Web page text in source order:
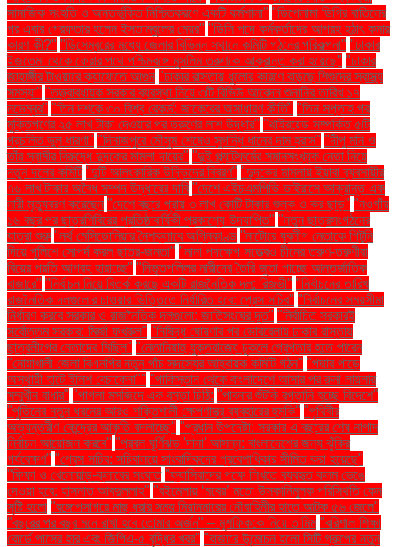
সামাজিক সংহতি ও অন্তর্ভুক্তি নিশ্চিতকরণে একটি কর্মশালা" "ডিপ্লোমা ডিগ্রি বাতিলের
পর এবার গ্রেফতার হলেন ইস্তাম্বুলের মেয়র" "ডিসি পদে কর্মকর্তাদের আগ্রহ হঠাৎ কমার
কারণ কী?" "ডিসেম্বরের মধ্যে জেলার বিভিন্ন স্থানে কমিটি গঠনের পরিকল্পনা" "ঢাকার
ইজতেমা থেকে ফেরার পথে পশ্চিমবঙ্গে মুসলিম তরুণকে আক্রান্ত করা হয়েছে" "ঢাকার
জাহাঙ্গীর টাওয়ারে ক্যাফেতে আগুন "ঢাকার রাস্তায় ধুলোর কারণে বাড়ছে শিশুদের স্বাস্থ্য
সমস্যা" "তত্ত্বাবধায়ক সরকার ব্যবস্থা নিয়ে ৩টি রিভিউ আবেদন শুনানির তারিখ ১৭
নভেম্বর" "তিন দশকে ৩০ বিশ্ব রেকর্ড: জাকেরের অসাধারণ কীর্তি" "তিন সপ্তাহ পর
মুক্তিপণের ২৫ লাখ টাকা দেওয়ার পর তরুণের লাশ উদ্ধার" "থাইরয়েড সম্পর্কিত ৫টি
প্রচলিত ভুল ধারণা" "দিনাজপুরে মৌসুম শেষেও সুগন্ধি ধানের দাম হ্রাস" "দীপু মনি ও
তাঁর স্বামীর বিরুদ্ধে দুদকের মামলা দায়ের" "দুই প্ল্যাটফর্মের সমানসংখ্যক নেতা নিয়ে
নতুন দলের কমিটি "দুটি আলংকারিক উদ্ভিদের বিবরণ" "দুদকের মামলায় ইয়াবা ব্যবসায়ীর
৭৬ লাখ টাকার অবৈধ সম্পদ উদ্ধারের দাবি "দেশে এইচএমপিভি ভাইরাসে আক্রান্ত এক
নারী মৃত্যুবরণ করেছেন "দেশে বছরে প্রায় ৩ লাখ কোটি টাকার শুল্ক ও কর ছাড়" "নওগাঁয়
১৬ বছর পর ছাত্রশিবিরের প্রতিষ্ঠাবার্ষিকী প্রকাশ্যে উদযাপিত" "নতুন ছাত্রসংগঠনের
যাত্রা শুরু "নর্থ মেসিডোনিয়ার নৈশক্লাবে অগ্নিকাণ্ড "নাটোরে যুবলীগ নেতাকে পিটুনি
দিয়ে পুলিশে সোপর্দ করল ছাত্র-জনতা" "নানা পদক্ষেপ সত্ত্বেও চীনের তরুণ-তরুণীরা
বিয়ের প্রতি আগ্রহ হারাচ্ছে" "নিভৃতপল্লির নারীদের তৈরি জুতা পাচ্ছে আন্তর্জাতিক
বাজারে" "নির্বাচন নিয়ে বিতর্ক করছে একটি রাজনৈতিক দল: রিজভী" "নির্বাচনের তারিখ
রাজনৈতিক দলগুলোর চাওয়ার ভিত্তিতে নির্ধারিত হবে: প্রেস সচিব" "নির্বাচনের সময়সীমা
নির্ধারণ করবে সরকার ও রাজনৈতিক দলগুলো: জাতিসংঘের দূত" "নির্বাচিত সরকারই
সর্বোত্তম সরকার: মির্জা ফখরুল" "নিষিদ্ধ ঘোষণার পর ভোরবেলায় ঢাকার রাস্তায়
ছাত্রলীগের নেতাদের মিছিল" "নেতানিয়াহু যুক্তরাজ্যে ঢুকলে গ্রেপ্তার হতে পারেন
"নোয়াখালী জেলা বিএনপির নতুন পাঁচ সদস্যের আহ্বায়ক কমিটি গঠন" "পদ্মার পাড়ে
অস্থায়ী হাটে ইলিশ বেচাকেনা"'' "পাকিস্তান থেকে বাংলাদেশে আসার পর রুনা লায়লার
সম্মুখীন বাধার" "পাগলা মসজিদে এক বস্তা চিঠি: "পাবনার শুঁটকি রপ্তানি হচ্ছে বিদেশে"
"পুতিনের নতুন ধরনের আরও শক্তিশালী ক্ষেপণাস্ত্র ব্যবহারের হুমকি" "পৃথিবীর
অভ্যন্তরীণ কেন্দ্রের আকৃতি বদলাচ্ছে" "প্রধান উপদেষ্টা: সরকার এ বছরের শেষ নাগাদ
নির্বাচন আয়োজন করবে" "প্রবল ঘূর্ণিঝড় 'দানা' আসন্ন: বাংলাদেশের জন্য ঝুঁকির
পর্যবেক্ষণ" "প্রেস সচিব: সচিবালয়ে সাংবাদিকদের প্রবেশাধিকার সীমিত করা হয়েছে"
"ফিফা ও খেলোয়াড়-ক্লাবের সংঘাত "ফ্যাসিবাদের পক্ষে লিখতে ব্যবহৃত কলম ভেঙে
দেওয়া হবে: হাসনাত আবদুল্লাহ" "বইমেলায় ‘মবের’ মতো উসকানিমূলক পরিস্থিতি কেন
সৃষ্টি হলো "বঙ্গোপসাগরে মাছ ধরার সময় মিয়ানমারের নৌবাহিনীর হাতে আটক ৫৬ জেলে"
"বছরের পর বছর মনে রাখা হবে তোমার অর্জন" – মুশফিককে নিয়ে তামিম "বরিশাল শিক্ষা
বোর্ডে পাসের হার এবং জিপিএ-৫ বৃদ্ধির খবর" "বাজারে উন্মোচন হলো সিটি গ্রুপের নতুন